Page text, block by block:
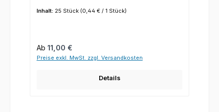
Inhalt: 25 Stück (0,44 € / 1 Stück)
Regulärer Preis:
Ab 11,00 €
Preise exkl. MwSt. zzgl. Versandkosten
Details